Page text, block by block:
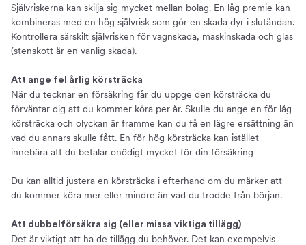
Självriskerna kan skilja sig mycket mellan bolag. En låg premie kan
kombineras med en hög självrisk som gör en skada dyr i slutändan.
Kontrollera särskilt självrisken för vagnskada, maskinskada och glas
(stenskott är en vanlig skada).
Att ange fel årlig körsträcka
När du tecknar en försäkring får du uppge den körsträcka du
förväntar dig att du kommer köra per år. Skulle du ange en för låg
körsträcka och olyckan är framme kan du få en lägre ersättning än
vad du annars skulle fått. En för hög körsträcka kan istället
innebära att du betalar onödigt mycket för din försäkring
Du kan alltid justera en körsträcka i efterhand om du märker att
du kommer köra mer eller mindre än vad du trodde från början.
Att dubbelförsäkra sig (eller missa viktiga tillägg)
Det är viktigt att ha de tillägg du behöver. Det kan exempelvis